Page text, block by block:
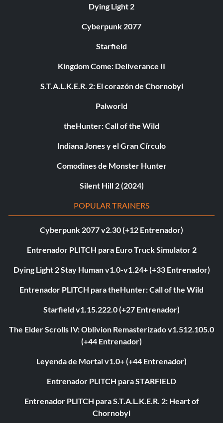
Dying Light 2
Cyberpunk 2077
Starfield
Kingdom Come: Deliverance II
S.T.A.L.K.E.R. 2: El corazón de Chornobyl
Palworld
theHunter: Call of the Wild
Indiana Jones y el Gran Círculo
Comodines de Monster Hunter
Silent Hill 2 (2024)
POPULAR TRAINERS
Cyberpunk 2077 v2.30 (+12 Entrenador)
Entrenador PLITCH para Euro Truck Simulator 2
Dying Light 2 Stay Human v1.0-v1.24+ (+33 Entrenador)
Entrenador PLITCH para theHunter: Call of the Wild
Starfield v1.15.222.0 (+27 Entrenador)
The Elder Scrolls IV: Oblivion Remasterizado v1.512.105.0
(+44 Entrenador)
Leyenda de Mortal v1.0+ (+44 Entrenador)
Entrenador PLITCH para STARFIELD
Entrenador PLITCH para S.T.A.L.K.E.R. 2: Heart of
Chornobyl